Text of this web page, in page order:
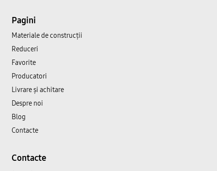
Pagini
Materiale de construcții
Reduceri
Favorite
Producatori
Livrare și achitare
Despre noi
Blog
Contacte
Contacte